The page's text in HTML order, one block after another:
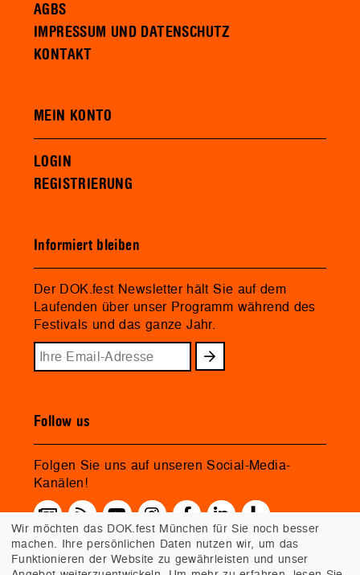
AGBS
IMPRESSUM UND DATENSCHUTZ
KONTAKT
MEIN KONTO
LOGIN
REGISTRIERUNG
Informiert bleiben
Der DOK.fest Newsletter hält Sie auf dem
Laufenden über unser Programm während des
Festivals und das ganze Jahr.
Follow us
Folgen Sie uns auf unseren Social-Media-
Kanälen!
Wir möchten das DOK.fest München für Sie noch besser
machen. Ihre persönlichen Daten nutzen wir, um das
Funktionieren der Website zu gewährleisten und unser